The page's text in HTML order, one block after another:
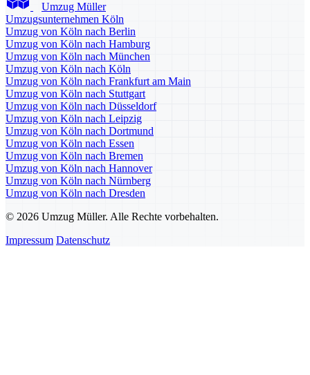
Umzug Müller
Umzugsunternehmen Köln
Umzug von Köln nach Berlin
Umzug von Köln nach Hamburg
Umzug von Köln nach München
Umzug von Köln nach Köln
Umzug von Köln nach Frankfurt am Main
Umzug von Köln nach Stuttgart
Umzug von Köln nach Düsseldorf
Umzug von Köln nach Leipzig
Umzug von Köln nach Dortmund
Umzug von Köln nach Essen
Umzug von Köln nach Bremen
Umzug von Köln nach Hannover
Umzug von Köln nach Nürnberg
Umzug von Köln nach Dresden
© 2026 Umzug Müller. Alle Rechte vorbehalten.
Impressum Datenschutz